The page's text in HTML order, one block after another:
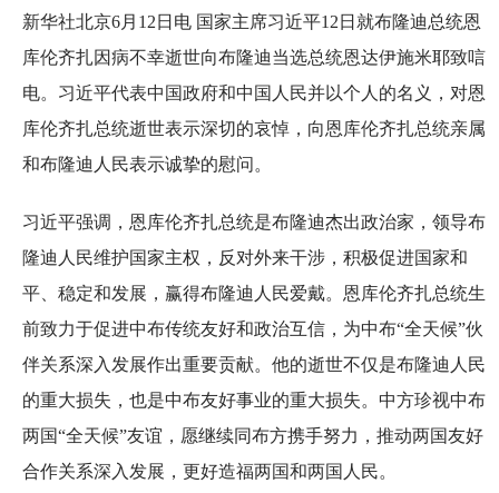
新华社北京6月12日电 国家主席习近平12日就布隆迪总统恩
库伦齐扎因病不幸逝世向布隆迪当选总统恩达伊施米耶致唁
电。习近平代表中国政府和中国人民并以个人的名义，对恩
库伦齐扎总统逝世表示深切的哀悼，向恩库伦齐扎总统亲属
和布隆迪人民表示诚挚的慰问。
习近平强调，恩库伦齐扎总统是布隆迪杰出政治家，领导布
隆迪人民维护国家主权，反对外来干涉，积极促进国家和
平、稳定和发展，赢得布隆迪人民爱戴。恩库伦齐扎总统生
前致力于促进中布传统友好和政治互信，为中布“全天候”伙
伴关系深入发展作出重要贡献。他的逝世不仅是布隆迪人民
的重大损失，也是中布友好事业的重大损失。中方珍视中布
两国“全天候”友谊，愿继续同布方携手努力，推动两国友好
合作关系深入发展，更好造福两国和两国人民。